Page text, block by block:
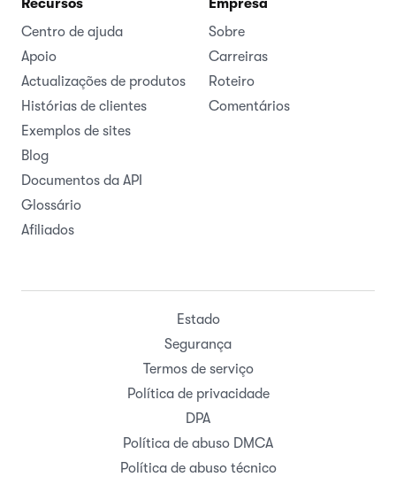
Recursos
Centro de ajuda
Apoio
Actualizações de produtos
Histórias de clientes
Exemplos de sites
Blog
Documentos da API
Glossário
Afiliados
Empresa
Sobre
Carreiras
Roteiro
Comentários
Estado
Segurança
Termos de serviço
Política de privacidade
DPA
Política de abuso DMCA
Política de abuso técnico